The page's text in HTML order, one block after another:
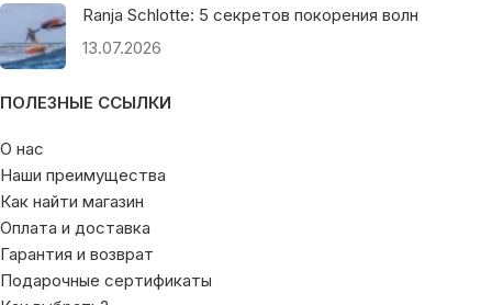
Ranja Schlotte: 5 секретов покорения волн
13.07.2026
ПОЛЕЗНЫЕ ССЫЛКИ
О нас
Наши преимущества
Как найти магазин
Оплата и доставка
Гарантия и возврат
Подарочные сертификаты